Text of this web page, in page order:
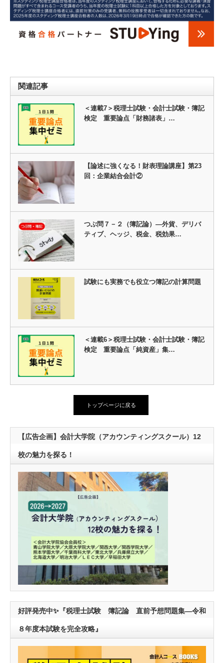
関連記事
＜連載7＞税理士試験・会計士試験・簿記
検定 重要論点「財務諸表」…
【論述に強くなる！財表理論講座】第23
回：企業結合会計②
つぶ問７－２（簿記論）―外貨、デリバ
ティブ、ヘッジ、税金、税効果…
試験にも実務でも役立つ簿記の計算問題
＜連載6＞税理士試験・会計士試験・簿記
検定 重要論点「純資産」集…
トップページに戻る
【広告企画】会計大学院（アカウンティングスクール）12
校の魅力を探る！
好評発売中✨『税理士試験 簿記論 直前予想問題集―令和
８年度本試験を完全攻略』